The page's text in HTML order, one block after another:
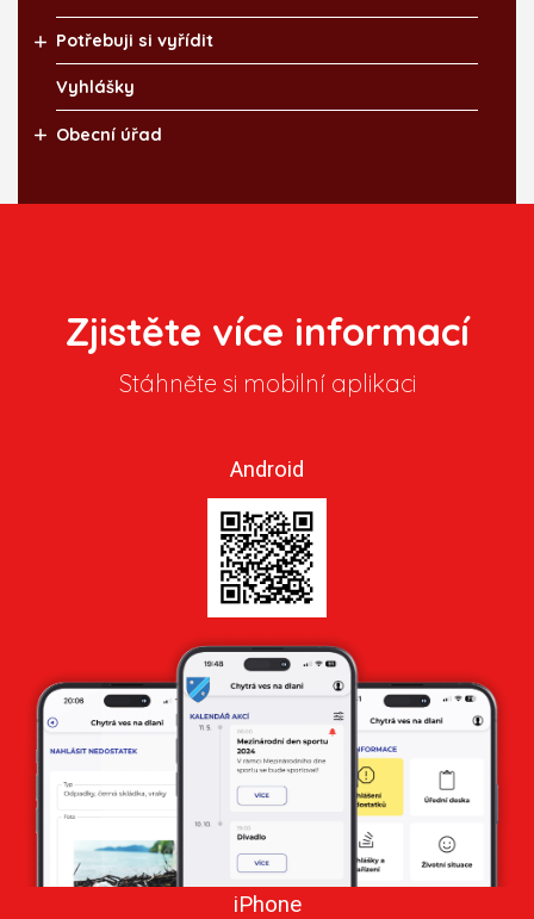
Potřebuji si vyřídit
Vyhlášky
Obecní úřad
Zjistěte více informací
Stáhněte si mobilní aplikaci
Android
iPhone